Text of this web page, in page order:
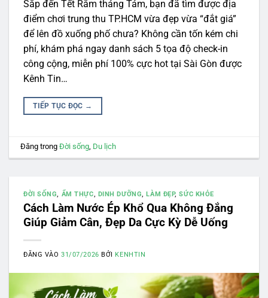
Sắp đến Tết Rằm tháng Tám, bạn đã tìm được địa
điểm chơi trung thu TP.HCM vừa đẹp vừa “đắt giá”
để lên đồ xuống phố chưa? Không cần tốn kém chi
phí, khám phá ngay danh sách 5 tọa độ check-in
công cộng, miễn phí 100% cực hot tại Sài Gòn được
Kênh Tin…
TIẾP TỤC ĐỌC →
Đăng trongĐời sống, Du lịch
ĐỜI SỐNG, ẨM THỰC, DINH DƯỠNG,LÀM ĐẸP,SỨC KHỎE
Cách Làm Nước Ép Khổ Qua Không Đắng
Giúp Giảm Cân, Đẹp Da Cực Kỳ Dễ Uống
ĐĂNG VÀO31/07/2026 BỞI KENHTIN